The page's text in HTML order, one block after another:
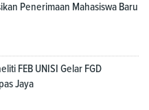
Penerimaan Mahasiswa Baru
FEB UNISI Gelar FGD
Jaya